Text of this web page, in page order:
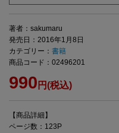
著者：sakumaru
発売日：2016年1月8日
カテゴリー： 書籍
商品コード：02496201
990 円(税込)
【商品詳細】
ページ数：123P